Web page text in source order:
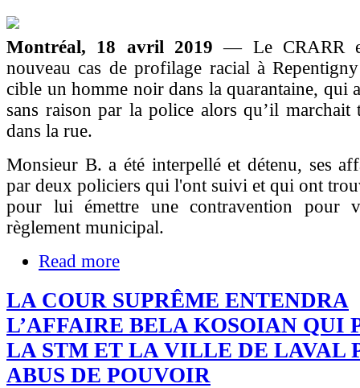
Montréal, 18 avril 2019— Le CRARR
nouveau cas de profilage racial à
cible un homme noir dans la quarantaine, qui
sans raison par la police alors qu’il marchait
dans la rue.
Monsieur B. a été interpellé et détenu, ses
par deux policiers qui l'ont suivi et qui ont
pour lui émettre une contravention pour
règlement municipal.
Read more
LA COUR SUPRÊME ENTENDRA
L’AFFAIRE BELA KOSOIAN QUI
LA STM ET LA VILLE DE LAVAL
ABUS DE POUVOIR